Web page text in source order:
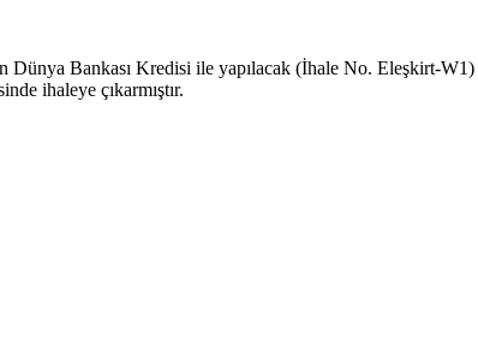
Bankası Kredisi ile yapılacak (İhale No. Eleşkirt-W1)
ihaleye çıkarmıştır.